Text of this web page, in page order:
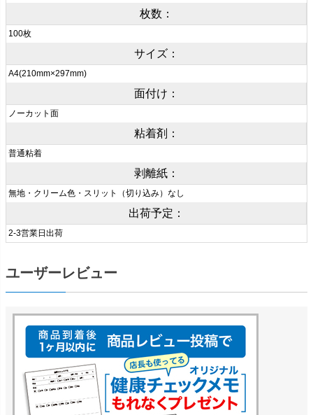
枚数：
100枚
サイズ：
A4(210mm×297mm)
面付け：
ノーカット面
粘着剤：
普通粘着
剥離紙：
無地・クリーム色・スリット（切り込み）なし
出荷予定：
2-3営業日出荷
ユーザーレビュー